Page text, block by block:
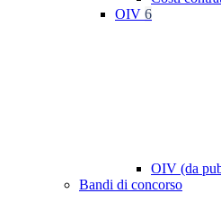
OIV 6
OIV (da
Bandi di concorso